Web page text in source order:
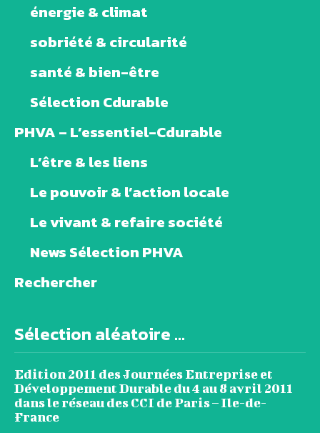
énergie & climat
sobriété & circularité
santé & bien-être
Sélection Cdurable
PHVA – L’essentiel-Cdurable
L’être & les liens
Le pouvoir & l’action locale
Le vivant & refaire société
News Sélection PHVA
Rechercher
Sélection aléatoire ...
Edition 2011 des Journées Entreprise et
Développement Durable du 4 au 8 avril 2011
dans le réseau des CCI de Paris – Ile-de-
France